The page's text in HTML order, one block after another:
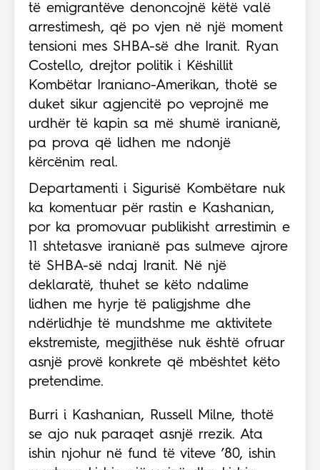
të emigrantëve denoncojnë këtë valë
arrestimesh, që po vjen në një moment
tensioni mes SHBA-së dhe Iranit. Ryan
Costello, drejtor politik i Këshillit
Kombëtar Iraniano-Amerikan, thotë se
duket sikur agjencitë po veprojnë me
urdhër të kapin sa më shumë iranianë,
pa prova që lidhen me ndonjë
kërcënim real.
Departamenti i Sigurisë Kombëtare nuk
ka komentuar për rastin e Kashanian,
por ka promovuar publikisht arrestimin e
11 shtetasve iranianë pas sulmeve ajrore
të SHBA-së ndaj Iranit. Në një
deklaratë, thuhet se këto ndalime
lidhen me hyrje të paligjshme dhe
ndërlidhje të mundshme me aktivitete
ekstremiste, megjithëse nuk është ofruar
asnjë provë konkrete që mbështet këto
pretendime.
Burri i Kashanian, Russell Milne, thotë
se ajo nuk paraqet asnjë rrezik. Ata
ishin njohur në fund të viteve ’80, ishin